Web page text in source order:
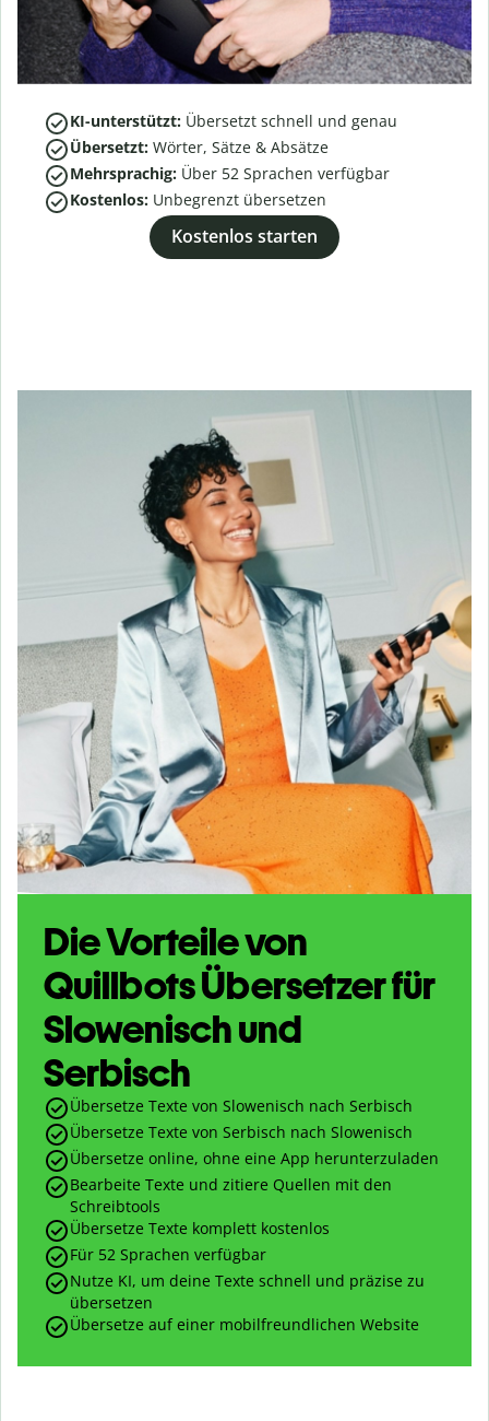
KI-unterstützt: Übersetzt schnell und genau
Übersetzt: Wörter, Sätze & Absätze
Mehrsprachig: Über 52 Sprachen verfügbar
Kostenlos: Unbegrenzt übersetzen
Kostenlos starten
Die Vorteile von
Quillbots Übersetzer für
Slowenisch und
Serbisch
Übersetze Texte von Slowenisch nach Serbisch
Übersetze Texte von Serbisch nach Slowenisch
Übersetze online, ohne eine App herunterzuladen
Bearbeite Texte und zitiere Quellen mit den
Schreibtools
Übersetze Texte komplett kostenlos
Für 52 Sprachen verfügbar
Nutze KI, um deine Texte schnell und präzise zu
übersetzen
Übersetze auf einer mobilfreundlichen Website